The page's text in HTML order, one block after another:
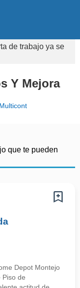
de trabajo ya se
Y Mejora
Multicont
que te pueden
Depot Montejo
Piso de